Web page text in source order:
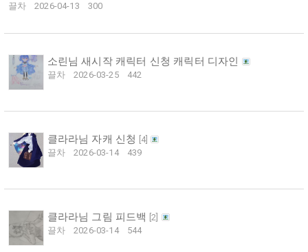
끌차
2026-04-13 300
소린님 새시작 캐릭터 신청 캐릭터 디자인
끌차 2026-03-25 442
클라라님 자캐 신청 4]
끌차
2026-03-14 439
클라라님 그림 피드백 2
끌차
2026-03-14 544